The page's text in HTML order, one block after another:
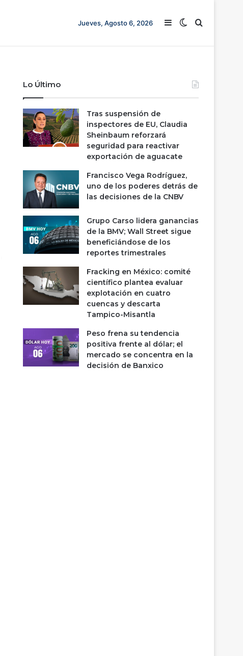
Jueves, Agosto 6, 2026 Barra lateral
Switch skin
Buscar
Lo Último
Tras suspensión de
inspectores de EU, Claudia
Sheinbaum reforzará
seguridad para reactivar
exportación de aguacate
Francisco Vega Rodríguez,
uno de los poderes detrás de
las decisiones de la CNBV
Grupo Carso lidera ganancias
de la BMV; Wall Street sigue
beneficiándose de los
reportes trimestrales
Fracking en México: comité
científico plantea evaluar
explotación en cuatro
cuencas y descarta
Tampico-Misantla
Peso frena su tendencia
positiva frente al dólar; el
mercado se concentra en la
decisión de Banxico